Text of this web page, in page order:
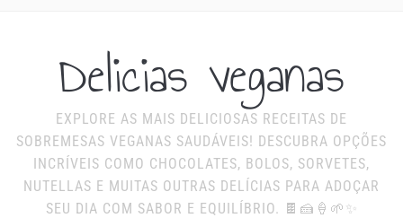
Delicias veganas
EXPLORE AS MAIS DELICIOSAS RECEITAS DE
SOBREMESAS VEGANAS SAUDÁVEIS! DESCUBRA OPÇÕES
INCRÍVEIS COMO CHOCOLATES, BOLOS, SORVETES,
NUTELLAS E MUITAS OUTRAS DELÍCIAS PARA ADOÇAR
SEU DIA COM SABOR E EQUILÍBRIO. 🍫🍰🍦🌱✨